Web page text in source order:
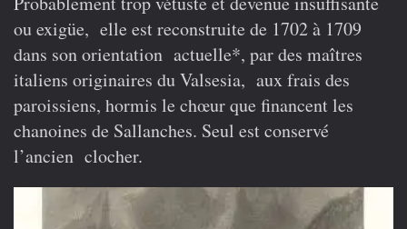
ou exigüe, elle est reconstruite de 1702 à 1709
dans son orientation actuelle*, par des maîtres
italiens originaires du Valsesia, aux frais des
paroissiens, hormis le chœur que financent les
chanoines de Sallanches. Seul est conservé
l’ancien clocher.